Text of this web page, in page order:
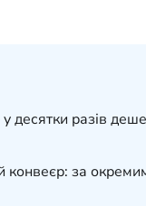
разів
за